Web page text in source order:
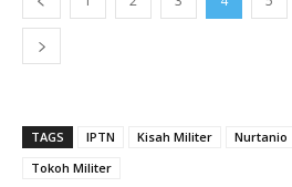
TAGS IPTN Kisah Militer Nurtanio
Tokoh Militer